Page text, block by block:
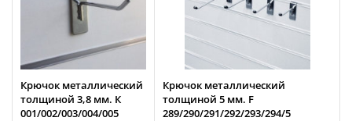
Крючок металлический
толщиной 3,8 мм. К
001/002/003/004/005
Крючок металлический
толщиной 5 мм. F
289/290/291/292/293/294/5